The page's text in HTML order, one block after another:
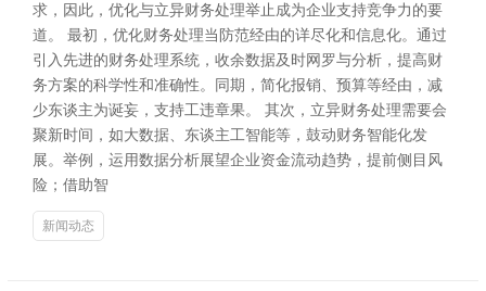
求，因此，优化与立异财务处理举止成为企业支持竞争力的要
道。 最初，优化财务处理当防范经由的详尽化和信息化。通过
引入先进的财务处理系统，收余数据及时网罗与分析，提高财
务方案的科学性和准确性。同期，简化报销、预算等经由，减
少东谈主为诞妄，支持工违章果。 其次，立异财务处理需要会
聚新时间，如大数据、东谈主工智能等，鼓动财务智能化发
展。举例，运用数据分析展望企业资金流动趋势，提前侧目风
险；借助智
新闻动态